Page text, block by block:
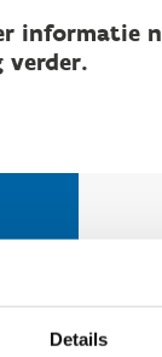
Details
informatie
verder.